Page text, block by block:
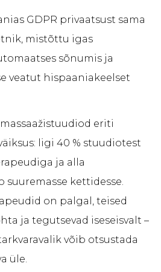
GDPR privaatsust sama
mistõttu igas
sõnumis ja
veatut hispaaniakeelset
eriti
ligi 40 % stuudiotest
ja alla
kettidesse.
on palgal, teised
ja tegutsevad iseseisvalt –
võib otsustada
üle.